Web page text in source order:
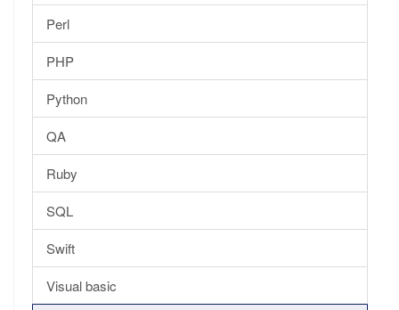
Perl
PHP
Python
QA
Ruby
SQL
Swift
Visual basic